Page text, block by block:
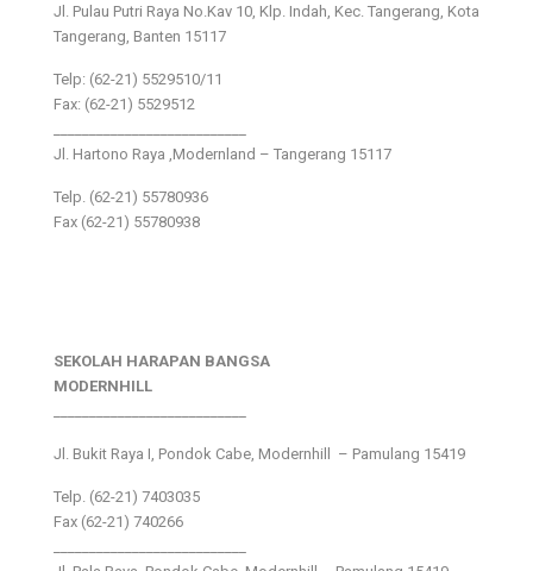
Jl. Pulau Putri Raya No.Kav 10, Klp. Indah, Kec. Tangerang, Kota
Tangerang, Banten 15117
Telp: (62-21) 5529510/11
Fax: (62-21) 5529512
Jl. Hartono Raya ,Modernland – Tangerang 15117
Telp. (62-21) 55780936
Fax (62-21) 55780938
SEKOLAH HARAPAN BANGSA
MODERNHILL
Jl. Bukit Raya I, Pondok Cabe, Modernhill – Pamulang 15419
Telp. (62-21) 7403035
Fax (62-21) 740266